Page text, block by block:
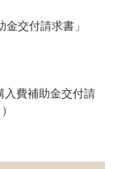
交付請求書」
入費補助金交付請